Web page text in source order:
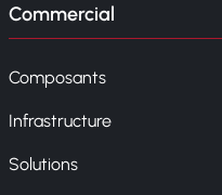
Commercial
Composants
Infrastructure
Solutions